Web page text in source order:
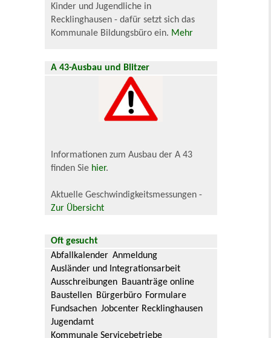
Kinder und Jugendliche in
Recklinghausen - dafür setzt sich das
Kommunale Bildungsbüro ein. Mehr
A 43-Ausbau und Blitzer
Informationen zum Ausbau der A 43
finden Sie hier.
Aktuelle Geschwindigkeitsmessungen -
Zur Übersicht
Oft gesucht
Abfallkalender Anmeldung
Ausländer und Integrationsarbeit
Ausschreibungen Bauanträge online
Baustellen Bürgerbüro Formulare
Fundsachen Jobcenter Recklinghausen
Jugendamt
Kommunale Servicebetriebe